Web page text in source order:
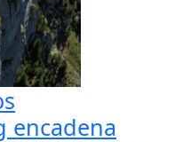
encadena